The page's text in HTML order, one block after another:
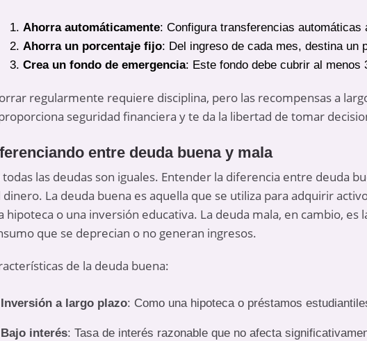
Ahorra automáticamente: Configura transferencias automáticas
Ahorra un porcentaje fijo: Del ingreso de cada mes, destina un
Crea un fondo de emergencia: Este fondo debe cubrir al
regularmente requiere disciplina, pero las recompensas a
seguridad financiera y te da la libertad de tomar
entre deuda buena y mala
todas las deudas son iguales. Entender la diferencia entre deuda
dinero. La deuda buena es aquella que se utiliza para adquirir
hipoteca o una inversión educativa. La deuda mala, en cambio,
que se deprecian o no generan ingresos.
de la deuda buena:
Inversión a largo plazo: Como una hipoteca o préstamos
Bajo interés: Tasa de interés razonable que no afecta